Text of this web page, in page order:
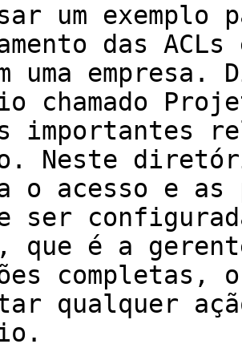
um
das
uma empresa.
chamado
importantes
Neste
o acesso e as
ser
é a
qualquer